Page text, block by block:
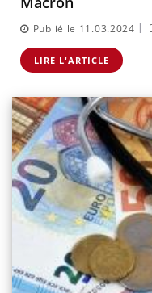
Publié le 11.03.2024 |
LIRE L'ARTICLE